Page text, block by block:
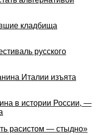
кладбища
русского
Италии изъята
в истории России, —
расистом — стыдно»